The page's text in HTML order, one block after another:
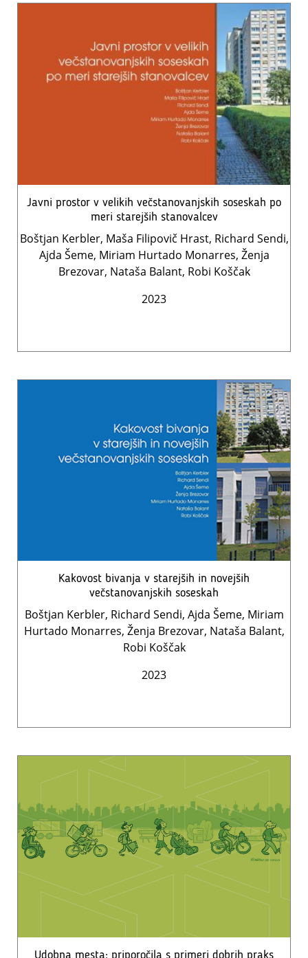
Javni prostor v velikih večstanovanjskih soseskah po
meri starejših stanovalcev
Boštjan Kerbler, Maša Filipovič Hrast, Richard Sendi,
Ajda Šeme, Miriam Hurtado Monarres, Ženja
Brezovar, Nataša Balant, Robi Koščak
2023
Kakovost bivanja v starejših in novejših
večstanovanjskih soseskah
Boštjan Kerbler, Richard Sendi, Ajda Šeme, Miriam
Hurtado Monarres, Ženja Brezovar, Nataša Balant,
Robi Koščak
2023
Udobna mesta: priporočila s primeri dobrih praks